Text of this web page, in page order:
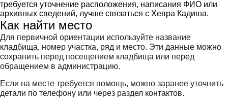
требуется уточнение расположения, написания ФИО или
архивных сведений, лучше связаться с Хевра Кадиша.
Как найти место
Для первичной ориентации используйте название
кладбища, номер участка, ряд и место. Эти данные можно
сохранить перед посещением кладбища или перед
обращением в администрацию.
Если на месте требуется помощь, можно заранее уточнить
детали по телефону или через раздел контактов.